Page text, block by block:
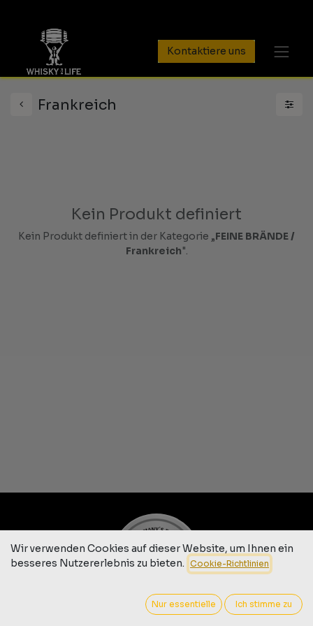
Kontaktiere uns
Frankreich
Kein Produkt definiert
Kein Produkt definiert in der Kategorie „FEINE BRÄNDE /
Frankreich".
Wir verwenden Cookies auf dieser Website, um Ihnen ein
besseres Nutzererlebnis zu bieten. Cookie-Richtlinien
Nur essentielle Ich stimme zu